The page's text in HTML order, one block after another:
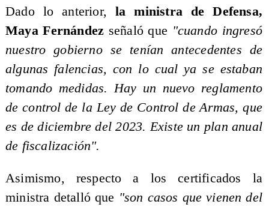
Dado lo anterior, la ministra de Defensa,
Maya Fernández señaló que "cuando ingresó
nuestro gobierno se tenían antecedentes de
algunas falencias, con lo cual ya se estaban
tomando medidas. Hay un nuevo reglamento
de control de la Ley de Control de Armas, que
es de diciembre del 2023. Existe un plan anual
de fiscalización".
Asimismo, respecto a los certificados la
ministra detalló que "son casos que vienen del